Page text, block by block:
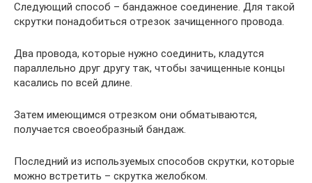
Следующий способ – бандажное соединение. Для такой
скрутки понадобиться отрезок зачищенного провода.
Два провода, которые нужно соединить, кладутся
параллельно друг другу так, чтобы зачищенные концы
касались по всей длине.
Затем имеющимся отрезком они обматываются,
получается своеобразный бандаж.
Последний из используемых способов скрутки, которые
можно встретить – скрутка желобком.